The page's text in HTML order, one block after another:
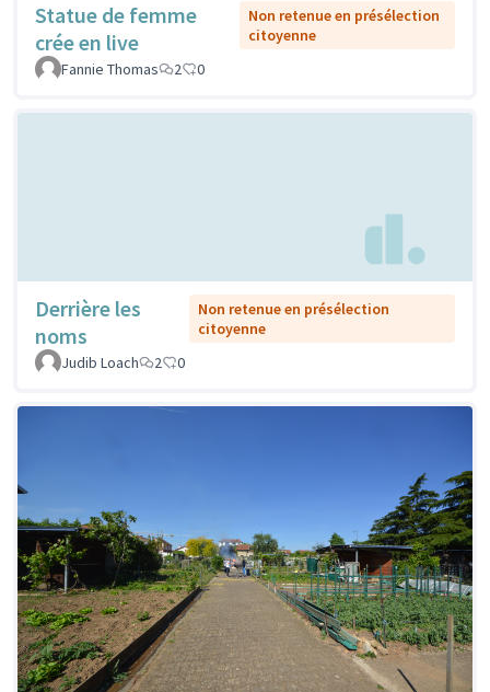
Statue de femme
crée en live
Non retenue en présélection
citoyenne
Fannie Thomas
2 0
Derrière les
noms
Non retenue en présélection
citoyenne
Judib Loach
2 0